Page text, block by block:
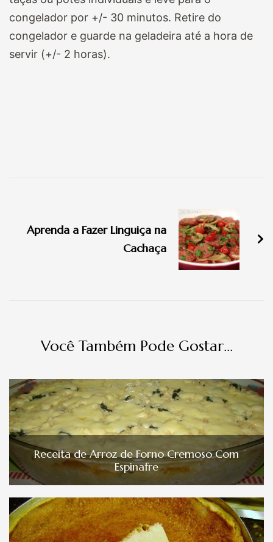
congelador por +/- 30 minutos. Retire do
congelador e guarde na geladeira até a hora de
servir (+/- 2 horas).
post
Aprenda a Fazer Linguiça na
Cachaça
Você Também Pode Gostar...
Receita de Arroz de Forno Cremoso Com
Espinafre